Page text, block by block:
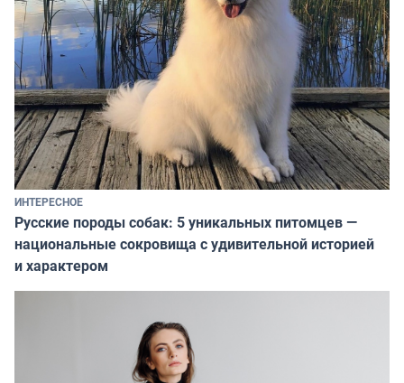
ИНТЕРЕСНОЕ
Русские породы собак: 5 уникальных питомцев —
национальные сокровища с удивительной историей
и характером